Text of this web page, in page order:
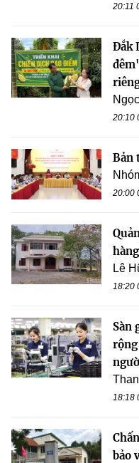
20:11
Đắk
20:10
Bản
20:00
Lê
18:20
Sàn
18:18
bảo